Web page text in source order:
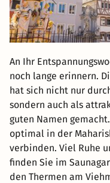
An Ihr
noch lange erinnern.
hat sich nicht nur
sondern auch als
guten Namen
optimal in der
verbinden. Viel Ruhe
finden Sie im
den Thermen am